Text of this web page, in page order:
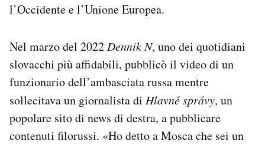
l’Occidente e l’Unione Europea.
Nel marzo del 2022 Dennik N, uno dei quotidiani
slovacchi più affidabili, pubblicò il video di un
funzionario dell’ambasciata russa mentre
sollecitava un giornalista di Hlavné správy, un
popolare sito di news di destra, a pubblicare
contenuti filorussi. «Ho detto a Mosca che sei un